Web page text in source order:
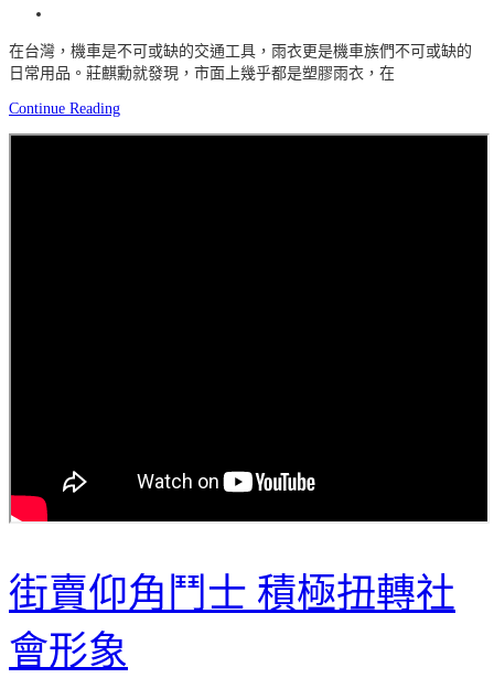
在台灣，機車是不可或缺的交通工具，雨衣更是機車族們不可或缺的
日常用品。莊麒勳就發現，市面上幾乎都是塑膠雨衣，在
Continue Reading
街賣仰角鬥士 積極扭轉社
會形象